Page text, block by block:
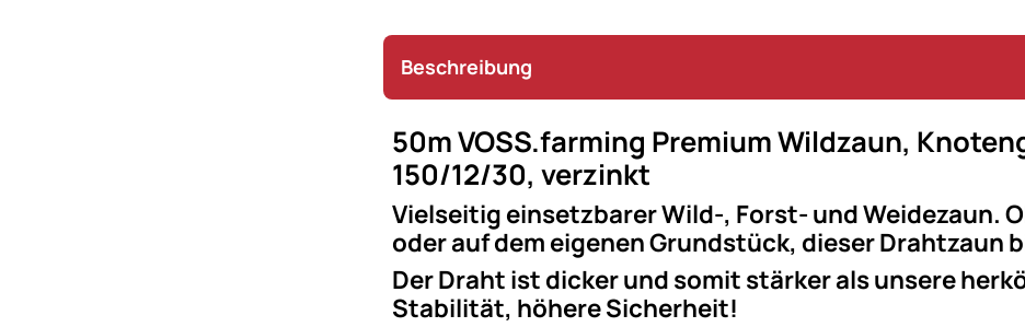
Beschreibung
50m VOSS.farming Premium Wildzaun,
150/12/30, verzinkt
Vielseitig einsetzbarer Wild-, Forst- und Weidezaun.
oder auf dem eigenen Grundstück, dieser Drahtzaun
Der Draht ist dicker und somit stärker als unsere
Stabilität, höhere Sicherheit!